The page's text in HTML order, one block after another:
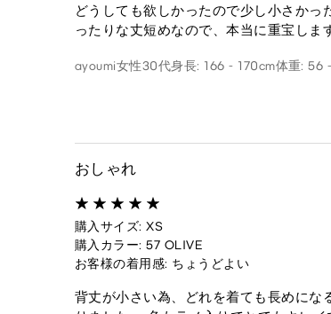
どうしても欲しかったので少し小さか
ったりな丈短めなので、本当に重宝しま
ayoumi女性30代身長: 166 - 170cm体重: 56
おしゃれ
購入サイズ: XS
購入カラー: 57 OLIVE
お客様の着用感: ちょうどよい
背丈が小さい為、どれを着ても長めにな